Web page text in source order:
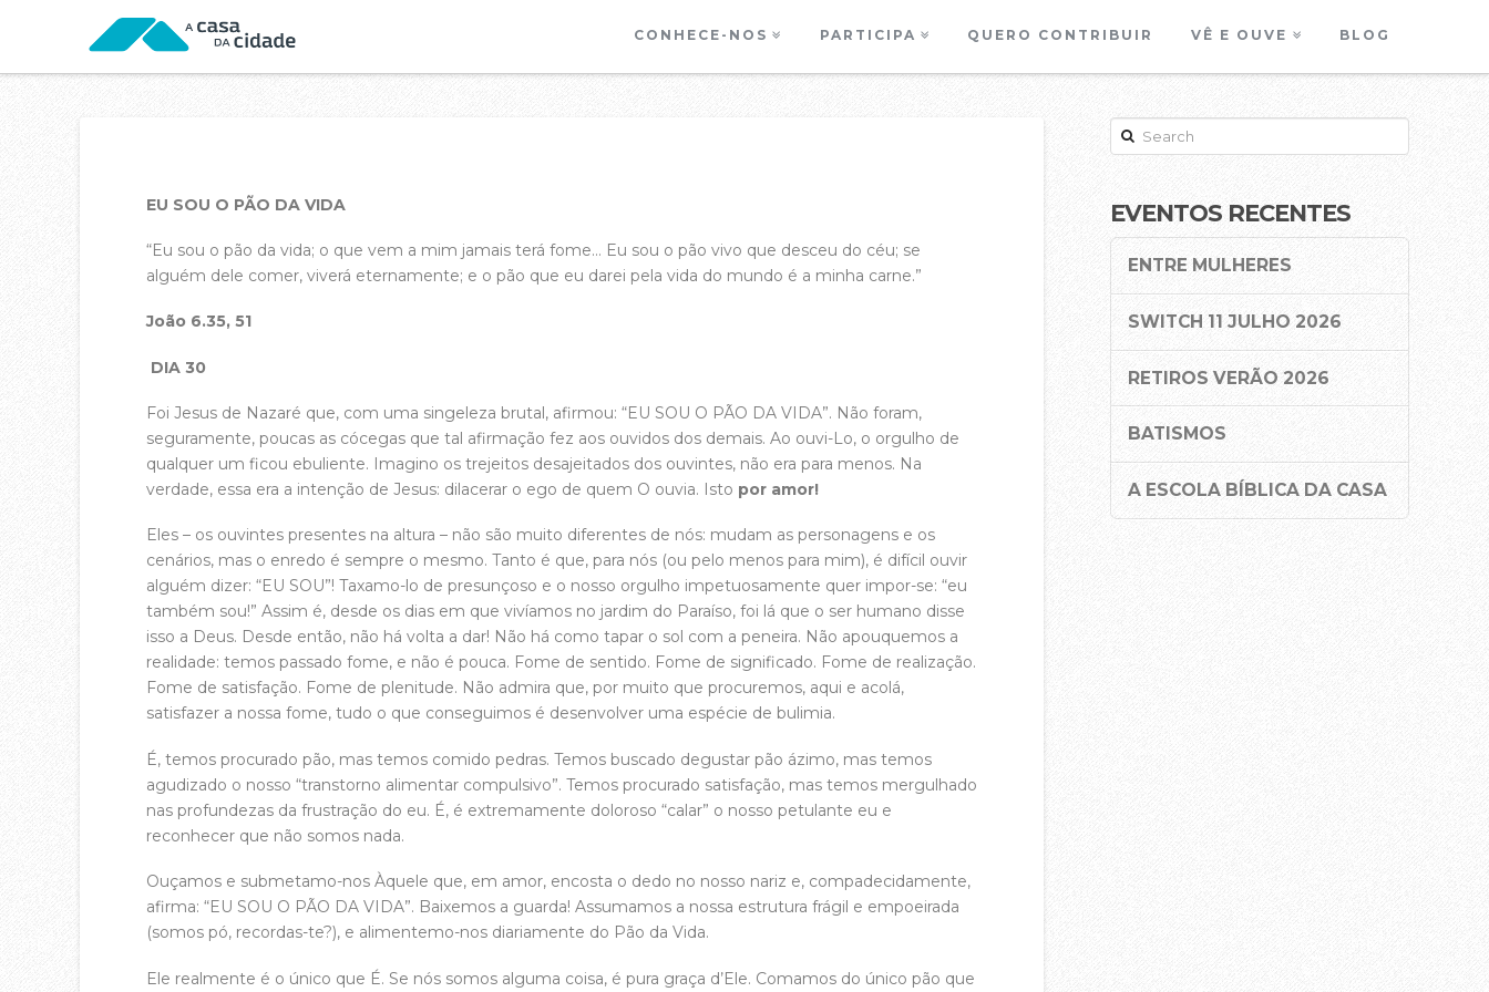
CONHECE-NOS PARTICIPA QUERO CONTRIBUIR VÊ E OUVE BLOG
EU SOU O PÃO DA VIDA
“Eu sou o pão da vida; o que vem a mim jamais terá fome… Eu sou o pão vivo que desceu do céu; se
alguém dele comer, viverá eternamente; e o pão que eu darei pela vida do mundo é a minha carne.”
João 6.35, 51
DIA 30
Foi Jesus de Nazaré que, com uma singeleza brutal, afirmou: “EU SOU O PÃO DA VIDA”. Não foram,
seguramente, poucas as cócegas que tal afirmação fez aos ouvidos dos demais. Ao ouvi-Lo, o orgulho de
qualquer um ficou ebuliente. Imagino os trejeitos desajeitados dos ouvintes, não era para menos. Na
verdade, essa era a intenção de Jesus: dilacerar o ego de quem O ouvia. Isto por amor!
Eles – os ouvintes presentes na altura – não são muito diferentes de nós: mudam as personagens e os
cenários, mas o enredo é sempre o mesmo. Tanto é que, para nós (ou pelo menos para mim), é difícil ouvir
alguém dizer: “EU SOU”! Taxamo-lo de presunçoso e o nosso orgulho impetuosamente quer impor-se: “eu
também sou!” Assim é, desde os dias em que vivíamos no jardim do Paraíso, foi lá que o ser humano disse
isso a Deus. Desde então, não há volta a dar! Não há como tapar o sol com a peneira. Não apouquemos a
realidade: temos passado fome, e não é pouca. Fome de sentido. Fome de significado. Fome de realização.
Fome de satisfação. Fome de plenitude. Não admira que, por muito que procuremos, aqui e acolá,
satisfazer a nossa fome, tudo o que conseguimos é desenvolver uma espécie de bulimia.
É, temos procurado pão, mas temos comido pedras. Temos buscado degustar pão ázimo, mas temos
agudizado o nosso “transtorno alimentar compulsivo”. Temos procurado satisfação, mas temos mergulhado
nas profundezas da frustração do eu. É, é extremamente doloroso “calar” o nosso petulante eu e
reconhecer que não somos nada.
Ouçamos e submetamo-nos Àquele que, em amor, encosta o dedo no nosso nariz e, compadecidamente,
afirma: “EU SOU O PÃO DA VIDA”. Baixemos a guarda! Assumamos a nossa estrutura frágil e empoeirada
(somos pó, recordas-te?), e alimentemo-nos diariamente do Pão da Vida.
Ele realmente é o único que É. Se nós somos alguma coisa, é pura graça d’Ele. Comamos do único pão que
Search
EVENTOS RECENTES
ENTRE MULHERES
SWITCH 11 JULHO 2026
RETIROS VERÃO 2026
BATISMOS
A ESCOLA BÍBLICA DA CASA